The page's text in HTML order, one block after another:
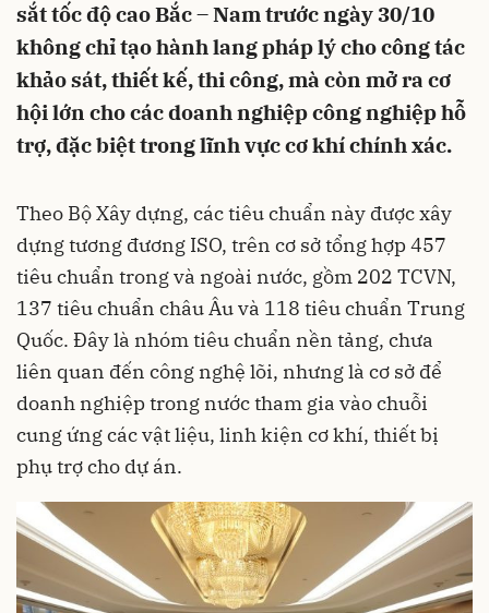
sắt tốc độ cao Bắc – Nam trước ngày 30/10
không chỉ tạo hành lang pháp lý cho công tác
khảo sát, thiết kế, thi công, mà còn mở ra cơ
hội lớn cho các doanh nghiệp công nghiệp hỗ
trợ, đặc biệt trong lĩnh vực cơ khí chính xác.
Theo Bộ Xây dựng, các tiêu chuẩn này được xây
dựng tương đương ISO, trên cơ sở tổng hợp 457
tiêu chuẩn trong và ngoài nước, gồm 202 TCVN,
137 tiêu chuẩn châu Âu và 118 tiêu chuẩn Trung
Quốc. Đây là nhóm tiêu chuẩn nền tảng, chưa
liên quan đến công nghệ lõi, nhưng là cơ sở để
doanh nghiệp trong nước tham gia vào chuỗi
cung ứng các vật liệu, linh kiện cơ khí, thiết bị
phụ trợ cho dự án.